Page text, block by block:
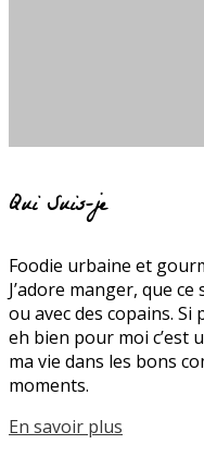
Qui Suis-je
Foodie urbaine et
J’adore manger, que
ou avec des copains.
eh bien pour moi c’est
ma vie dans les bons
moments.
En savoir plus